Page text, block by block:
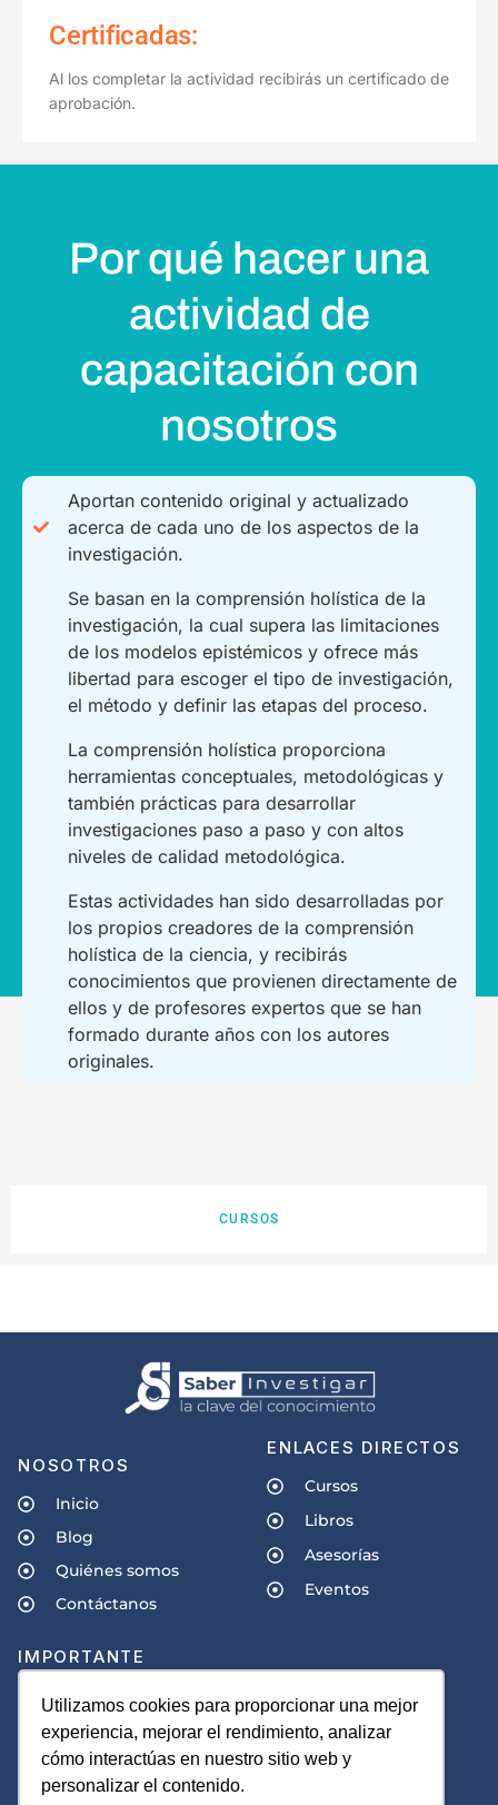
Utilizamos cookies para proporcionar una mejor
experiencia, mejorar el rendimiento, analizar
cómo interactúas en nuestro sitio web y
personalizar el contenido.
Certificadas:
Al los completar la actividad recibirás un certificado de
aprobación.
Por qué hacer una
actividad de
capacitación con
nosotros
Aportan contenido original y actualizado
acerca de cada uno de los aspectos de la
investigación.
Se basan en la comprensión holística de la
investigación, la cual supera las limitaciones
de los modelos epistémicos y ofrece más
libertad para escoger el tipo de investigación,
el método y definir las etapas del proceso.
La comprensión holística proporciona
herramientas conceptuales, metodológicas y
también prácticas para desarrollar
investigaciones paso a paso y con altos
niveles de calidad metodológica.
Estas actividades han sido desarrolladas por
los propios creadores de la comprensión
holística de la ciencia, y recibirás
conocimientos que provienen directamente de
ellos y de profesores expertos que se han
formado durante años con los autores
originales.
CURSOS
NOSOTROS
Inicio
Blog
Quiénes somos
Contáctanos
ENLACES DIRECTOS
Cursos
Libros
Asesorías
Eventos
IMPORTANTE
Políticas de privacidad
Términos y condiciones